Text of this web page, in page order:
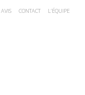
AVIS CONTACT L’ÉQUIPE